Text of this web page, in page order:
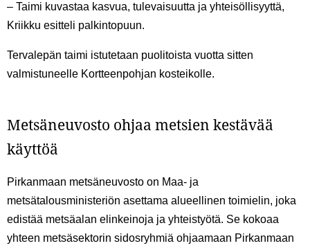
– Taimi kuvastaa kasvua, tulevaisuutta ja yhteisöllisyyttä,
Kriikku esitteli palkintopuun.
Tervalepän taimi istutetaan puolitoista vuotta sitten
valmistuneelle Kortteenpohjan kosteikolle.
Metsäneuvosto ohjaa metsien kestävää
käyttöä
Pirkanmaan metsäneuvosto on Maa- ja
metsätalousministeriön asettama alueellinen toimielin, joka
edistää metsäalan elinkeinoja ja yhteistyötä. Se kokoaa
yhteen metsäsektorin sidosryhmiä ohjaamaan Pirkanmaan